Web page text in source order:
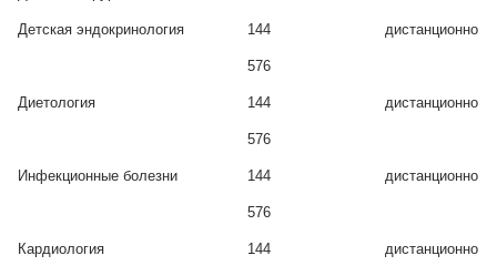
Детская эндокринология 144 дистанционно
576
Диетология 144 дистанционно
576
Инфекционные болезни 144 дистанционно
576
Кардиология 144 дистанционно